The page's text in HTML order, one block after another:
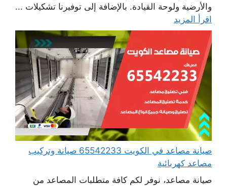
والأرضية ولوحة القيادة. بالإضافة إلى توفيرنا تشكيلات ...
اقرأ المزيد
صيانة مصاعد في الكويت 65542233 صيانة وتركيب
مصاعد كهربائية
صيانة مصاعد، نوفر لكم كافة متطلبات المصاعد من